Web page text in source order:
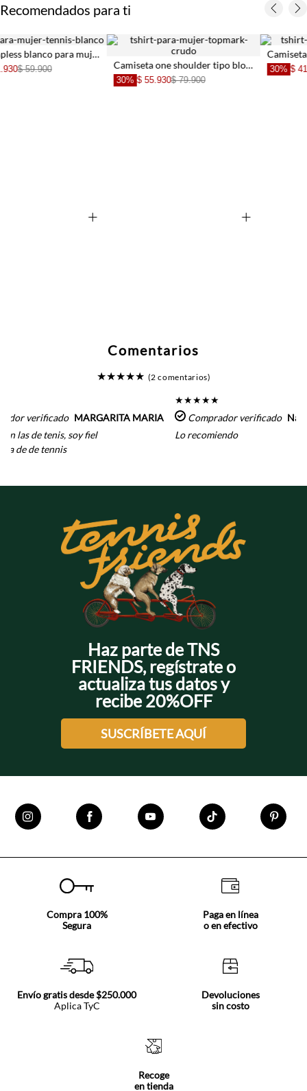
Recomendados para ti
Camiseta one shoulder tipo blonda crudo para mujer
Camiseta manga sisa en tejido acanalado gris para mujer
30% $ 59.900 30% $ 34.930$ 49.900
Comentarios
★★★★★ (2 comentarios)
verificado MARGARITA MARIA
las de tenis, soy fiel
de de tennis
★★★★★
Comprador verificado
Lo recomiendo
Haz parte de TNS
FRIENDS, regístrate o
actualiza tus datos y
recibe 20%OFF
SUSCRÍBETE AQUÍ
Compra 100%
Segura
Paga en línea
o en efectivo
Envío gratis desde $250.000
Aplica TyC
Devoluciones
sin costo
Recoge
en tienda